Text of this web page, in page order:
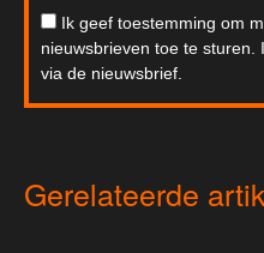
Ik geef toestemming om
nieuwsbrieven toe te sturen.
via de nieuwsbrief.
Gerelateerde